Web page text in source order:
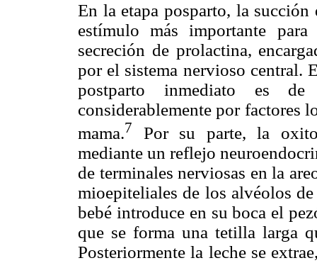
En la etapa posparto, la
estímulo más importante
secreción de prolactina,
por el sistema nervioso central.
postparto inmediato es
considerablemente por factores
mama.7
Por su parte, la
mediante un reflejo
de terminales nerviosas en la
mioepiteliales de los alvéolos
bebé introduce en su boca el
que se forma una tetilla larga
Posteriormente la leche se